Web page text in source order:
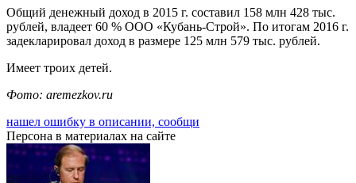
Общий денежный доход в 2015 г. составил 158 млн 428 тыс.
рублей, владеет 60 % ООО «Кубань-Строй». По итогам 2016 г.
задекларировал доход в размере 125 млн 579 тыс. рублей.
Имеет троих детей.
Фото: aremezkov.ru
нашел ошибку в описании, сообщи
Персона в материалах на сайте